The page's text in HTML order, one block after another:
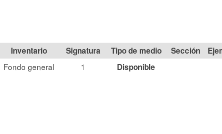
Signatura Tipo de medio Sección
Fondo general 1 Disponible